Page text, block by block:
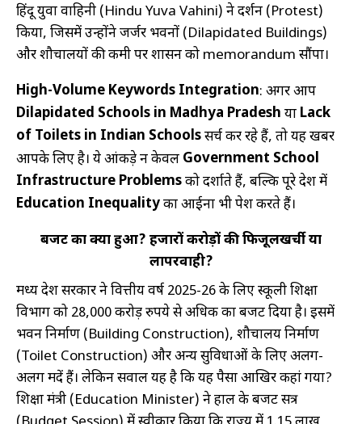
हिंदू युवा वाहिनी (Hindu Yuva Vahini) ने प्रदर्शन (Protest)
किया, जिसमें उन्होंने जर्जर भवनों (Dilapidated Buildings)
और शौचालयों की कमी पर प्रशासन को memorandum सौंपा।
High-Volume Keywords Integration: अगर आप
Dilapidated Schools in Madhya Pradesh या Lack
of Toilets in Indian Schoolsसर्च कर रहे हैं, तो यह खबर
आपके लिए है। ये आंकड़े न केवल Government School
Infrastructure Problemsको दर्शाते हैं, बल्कि पूरे देश में
Education Inequalityका आईना भी पेश करते हैं।
बजट का क्या हुआ? हजारों करोड़ों की फिजूलखर्ची या
लापरवाही?
मध्य प्रदेश सरकार ने वित्तीय वर्ष 2025-26 के लिए स्कूली शिक्षा
विभाग को 28,000 करोड़ रुपये से अधिक का बजट दिया है। इसमें
भवन निर्माण (Building Construction), शौचालय निर्माण
(Toilet Construction) और अन्य सुविधाओं के लिए अलग-
अलग मदें हैं। लेकिन सवाल यह है कि यह पैसा आखिर कहां गया?
शिक्षा मंत्री (Education Minister) ने हाल के बजट सत्र